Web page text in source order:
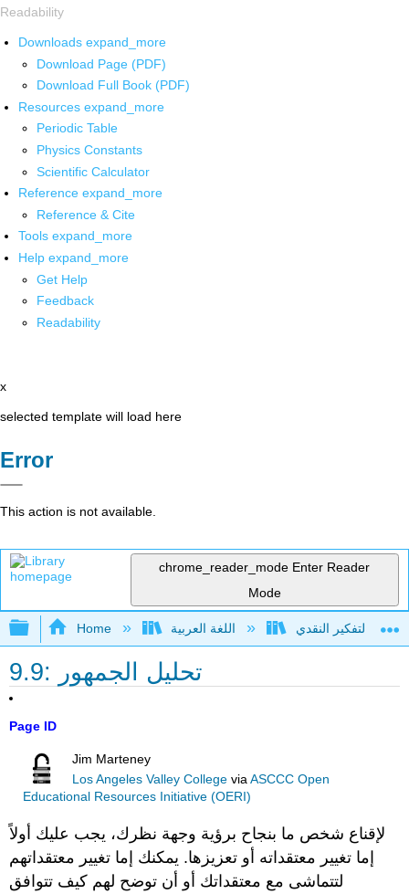
Readability
Downloads expand_more
Download Page (PDF)
Download Full Book (PDF)
Resources expand_more
Periodic Table
Physics Constants
Scientific Calculator
Reference expand_more
Reference & Cite
Tools expand_more
Help expand_more
Get Help
Feedback
Readability
x
selected template will load here
Error
This action is not available.
chrome_reader_mode Enter Reader
Mode
Expand/collapse global hierarchy
Home
9.9: تحليل الجمهور
Page ID
Jim Marteney
Los Angeles Valley College viaASCCC Open
Educational Resources Initiative (OERI)
لإقناع شخص ما بنجاح برؤية وجهة نظرك، يجب عليك أولاً
إما تغيير معتقداته أو تعزيزها. يمكنك إما تغيير معتقداتهم
لتتماشى مع معتقداتك أو أن توضح لهم كيف تتوافق